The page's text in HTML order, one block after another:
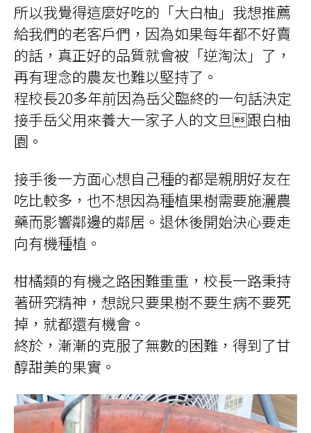
所以我覺得這麼好吃的「大白柚」我想推薦
給我們的老客戶們，因為如果每年都不好賣
的話，真正好的品質就會被「逆淘汰」了，
再有理念的農友也難以堅持了。
程校長20多年前因為岳父臨終的一句話決定
接手岳父用來養大一家子人的文旦跟白柚
園。
接手後一方面心想自己種的都是親朋好友在
吃比較多，也不想因為種植果樹需要施灑農
藥而影響鄰邊的鄰居。退休後開始決心要走
向有機種植。
柑橘類的有機之路困難重重，校長一路秉持
著研究精神，想說只要果樹不要生病不要死
掉，就都還有機會。
終於，漸漸的克服了無數的困難，得到了甘
醇甜美的果實。